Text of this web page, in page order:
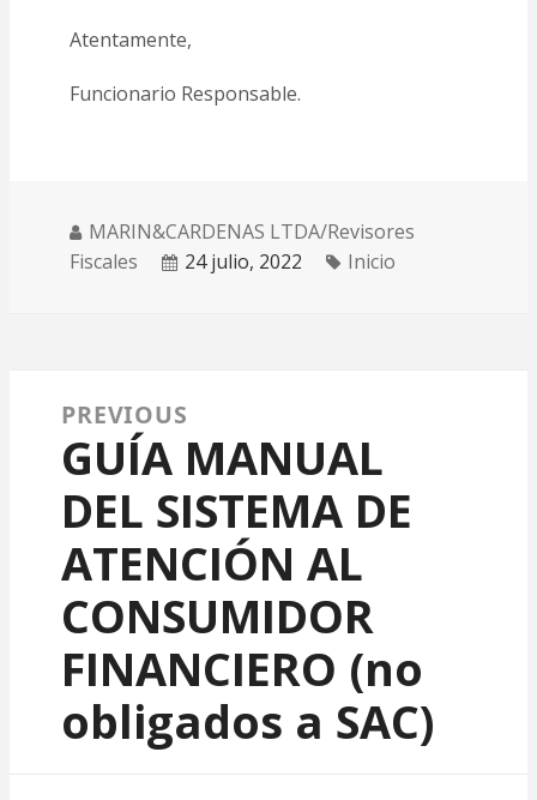
Atentamente,
Funcionario Responsable.
MARIN&CARDENAS LTDA/Revisores
Fiscales
24 julio, 2022 Inicio
Navegación de entradas
PREVIOUS
Previous post:
GUÍA MANUAL
DEL SISTEMA DE
ATENCIÓN AL
CONSUMIDOR
FINANCIERO (no
obligados a SAC)